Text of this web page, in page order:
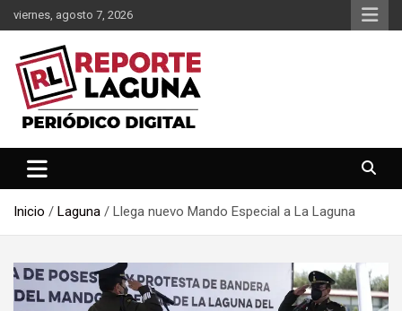
Saltar
al
contenido
viernes, agosto 7, 2026
Reporte Laguna
Inicio Laguna Llega nuevo Mando Especial a La Laguna